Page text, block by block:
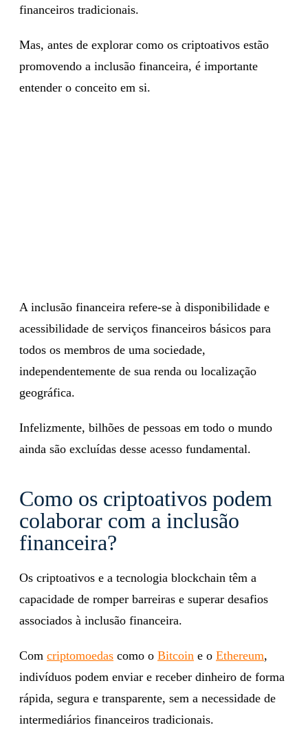
financeiros tradicionais.
Mas, antes de explorar como os criptoativos estão
promovendo a inclusão financeira, é importante
entender o conceito em si.
A inclusão financeira refere-se à disponibilidade e
acessibilidade de serviços financeiros básicos para
todos os membros de uma sociedade,
independentemente de sua renda ou localização
geográfica.
Infelizmente, bilhões de pessoas em todo o mundo
ainda são excluídas desse acesso fundamental.
Como os criptoativos podem
colaborar com a inclusão
financeira?
Os criptoativos e a tecnologia blockchain têm a
capacidade de romper barreiras e superar desafios
associados à inclusão financeira.
Com criptomoedas como o Bitcoin e o Ethereum,
indivíduos podem enviar e receber dinheiro de forma
rápida, segura e transparente, sem a necessidade de
intermediários financeiros tradicionais.